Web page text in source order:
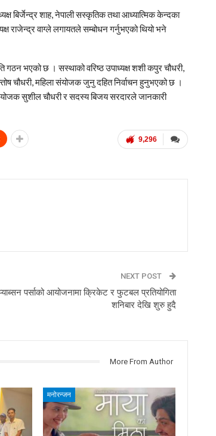
बिर्जेन्द्र शाह, नेपाली सस्कृतिक तथा आध्यात्मिक केन्दका
राजेन्द्र वाग्ले लगायतले सम्बोधन गर्नुभएको थियो भने
गठन भएको छ । सस्थाको वरिष्ठ उपाध्यक्ष शशी कपुर चौधरी,
चौधरी, महिला संयोजक जुनु दहित निर्वाचन हुनुभएको छ ।
सुशील चौधरी र सदस्य बिजय सरदारले जानकारी
9,296
NEXT POST
पर्साको आयोजनामा क्रिकेट र फुटबल प्रतियोगिता
शनिबार देखि शुरु हुदै
More From Author
मनोरन्जन